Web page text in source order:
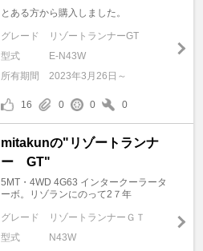
とある方から購入しました。
グレード
リゾートランナーGT
型式
E-N43W
所有期間
2023年3月26日～
16 0 0 0
mitakunの"リゾートランナ
ー GT"
5MT・4WD 4G63 インタークーラータ
ーボ。リゾランにのって2７年
グレード
リゾートランナーＧＴ
型式
N43W